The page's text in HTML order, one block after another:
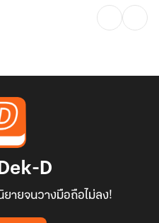
D
ายจนวางมือถือไม่ลง!